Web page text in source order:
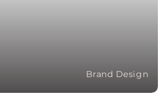
Brand Design